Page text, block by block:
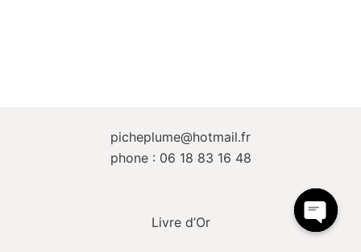
picheplume@hotmail.fr
phone : 06 18 83 16 48
Livre d’Or